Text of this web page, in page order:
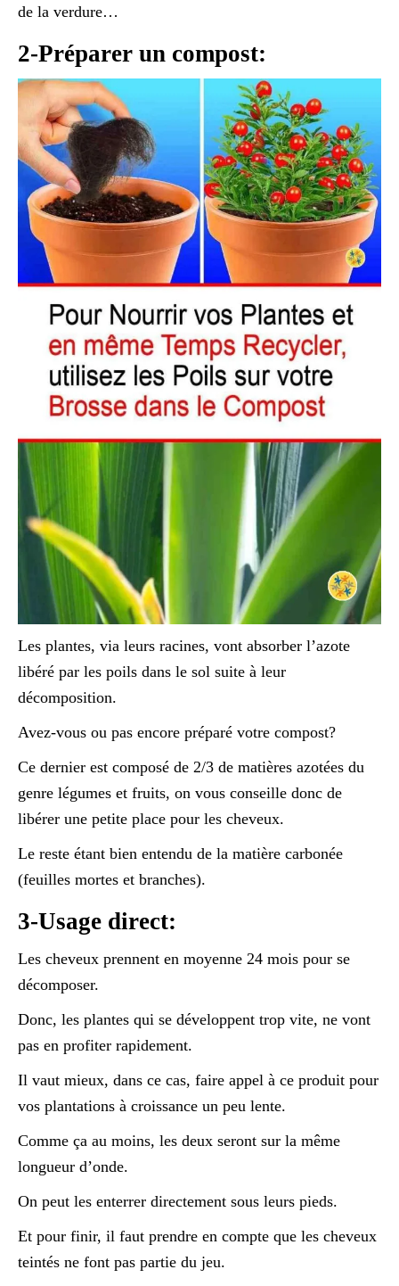
de la verdure…
2-Préparer un compost:
Les plantes, via leurs racines, vont absorber l’azote
libéré par les poils dans le sol suite à leur
décomposition.
Avez-vous ou pas encore préparé votre compost?
Ce dernier est composé de 2/3 de matières azotées du
genre légumes et fruits, on vous conseille donc de
libérer une petite place pour les cheveux.
Le reste étant bien entendu de la matière carbonée
(feuilles mortes et branches).
3-Usage direct:
Les cheveux prennent en moyenne 24 mois pour se
décomposer.
Donc, les plantes qui se développent trop vite, ne vont
pas en profiter rapidement.
Il vaut mieux, dans ce cas, faire appel à ce produit pour
vos plantations à croissance un peu lente.
Comme ça au moins, les deux seront sur la même
longueur d’onde.
On peut les enterrer directement sous leurs pieds.
Et pour finir, il faut prendre en compte que les cheveux
teintés ne font pas partie du jeu.